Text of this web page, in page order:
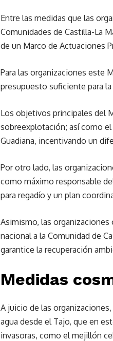
Entre las medidas que las
Comunidades de Castilla-La
de un Marco de Actuaciones
Para las organizaciones este
presupuesto suficiente para
Los objetivos principales del
sobreexplotación; así como
Guadiana, incentivando un
Por otro lado, las
como máximo responsable
para regadío y un plan
Asimismo, las
nacional a la Comunidad de
garantice la recuperación
Medidas
A juicio de las
agua desde el Tajo, que en
invasoras, como el mejillón